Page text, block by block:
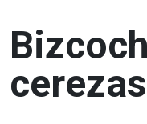
cerezas